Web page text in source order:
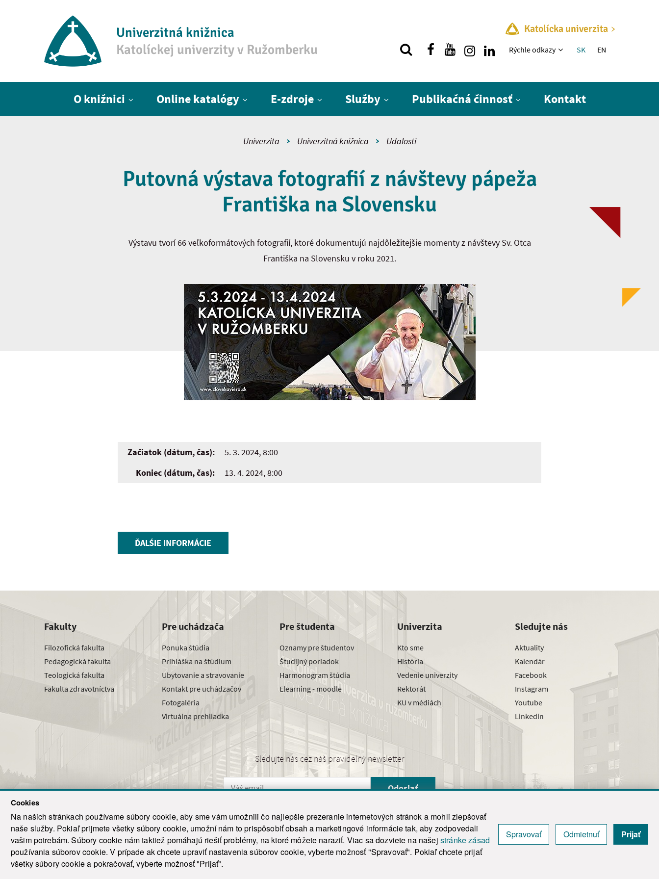
Cookies
Na našich stránkach používame súbory cookie, aby sme vám umožnili čo najlepšie prezeranie internetových stránok a mohli zlepšovať
naše služby. Pokiaľ prijmete všetky súbory cookie, umožní nám to prispôsobiť obsah a marketingové informácie tak, aby zodpovedali
vašim potrebám. Súbory cookie nám taktiež pomáhajú riešiť problémy, na ktoré môžete naraziť. Viac sa dozviete na našej stránke zásad
používania súborov cookie. V prípade ak chcete upraviť nastavenia súborov cookie, vyberte možnosť "Spravovať". Pokiaľ chcete prijať
všetky súbory cookie a pokračovať, vyberte možnosť "Prijať".
Spravovať Odmietnuť Prijať
Univerzitná knižnica
Katolíckej univerzity v Ružomberku
Katolícka univerzita
Rýchle menu
Rýchle odkazy SK EN
O knižnici Online katalógy E-zdroje Služby Publikačná činnosť Kontakt
Univerzita Univerzitná knižnica Udalosti
Putovná výstava fotografií z návštevy pápeža
Františka na Slovensku
Výstavu tvorí 66 veľkoformátových fotografií, ktoré dokumentujú najdôležitejšie momenty z návštevy Sv. Otca
Františka na Slovensku v roku 2021.
Začiatok (dátum, čas):
5. 3. 2024, 8:00
Koniec (dátum, čas):
13. 4. 2024, 8:00
ĎALŚIE INFORMÁCIE
Fakulty
Filozofická fakulta
Pedagogická fakulta
Teologická fakulta
Fakulta zdravotníctva
Pre uchádzača
Ponuka štúdia
Prihláška na štúdium
Ubytovanie a stravovanie
Kontakt pre uchádzačov
Fotogaléria
Virtuálna prehliadka
Pre študenta
Oznamy pre študentov
Študijný poriadok
Harmonogram štúdia
Elearning - moodle
Univerzita
Kto sme
História
Vedenie univerzity
Rektorát
KU v médiách
Sledujte nás
Aktuality
Kalendár
Facebook
Instagram
Youtube
Linkedin
Sledujte nás cez náš pravidelný newsletter
Odoslať
© 2021-2026 ku.sk. Všetky práva vyhradené. | Ochrana osobných údajov | Vyhlásenie o prístupnosti | Admin
This site is protected by reCAPTCHA and the Google Privacy Policy and Terms of Service
apply.
Tvorba stránky WebCreators.sk | Webhosting HostCreators